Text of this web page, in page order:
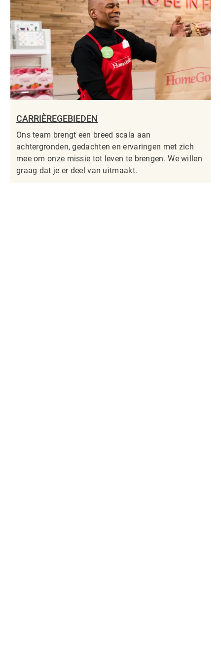
CARRIÈREGEBIEDEN
Ons team brengt een breed scala aan
achtergronden, gedachten en ervaringen met zich
mee om onze missie tot leven te brengen. We willen
graag dat je er deel van uitmaakt.